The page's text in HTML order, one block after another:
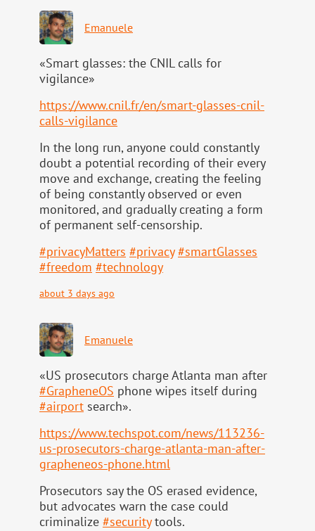
Emanuele
«Smart glasses: the CNIL calls for
vigilance»
https://www.cnil.fr/en/smart-glasses-cnil-
calls-vigilance
In the long run, anyone could constantly
doubt a potential recording of their every
move and exchange, creating the feeling
of being constantly observed or even
monitored, and gradually creating a form
of permanent self-censorship.
#privacyMatters #privacy #smartGlasses
#freedom #technology
about 3 days ago
Emanuele
«US prosecutors charge Atlanta man after
#GrapheneOS phone wipes itself during
#airport search».
https://www.techspot.com/news/113236-
us-prosecutors-charge-atlanta-man-after-
grapheneos-phone.html
Prosecutors say the OS erased evidence,
but advocates warn the case could
criminalize #securitytools.